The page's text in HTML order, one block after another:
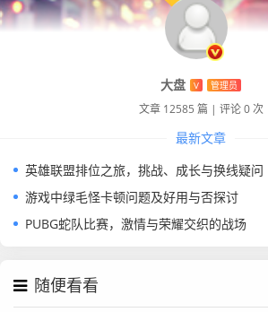
大盘 V 管理员
文章 12585 篇 | 评论 0 次
最新文章
英雄联盟排位之旅，挑战、成长与换线疑问
游戏中绿毛怪卡顿问题及好用与否探讨
PUBG蛇队比赛，激情与荣耀交织的战场
随便看看